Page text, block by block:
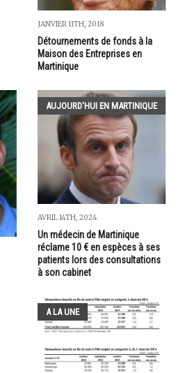
JANVIER 11TH, 2018
Détournements de fonds à la
Maison des Entreprises en
Martinique
AUJOURD'HUI EN MARTINIQUE
AVRIL 14TH, 2024
Un médecin de Martinique
réclame 10 € en espèces à ses
patients lors des consultations
à son cabinet
A LA UNE